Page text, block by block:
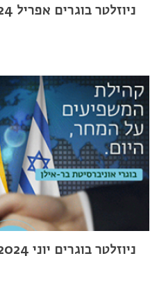
ניוזלטר בוגרים אפריל 2024
ניוזלטר בוגרים יוני 2024